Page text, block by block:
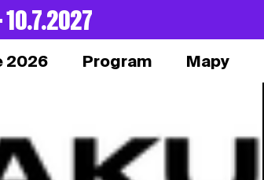
10.7.2027
2026 Program Mapy